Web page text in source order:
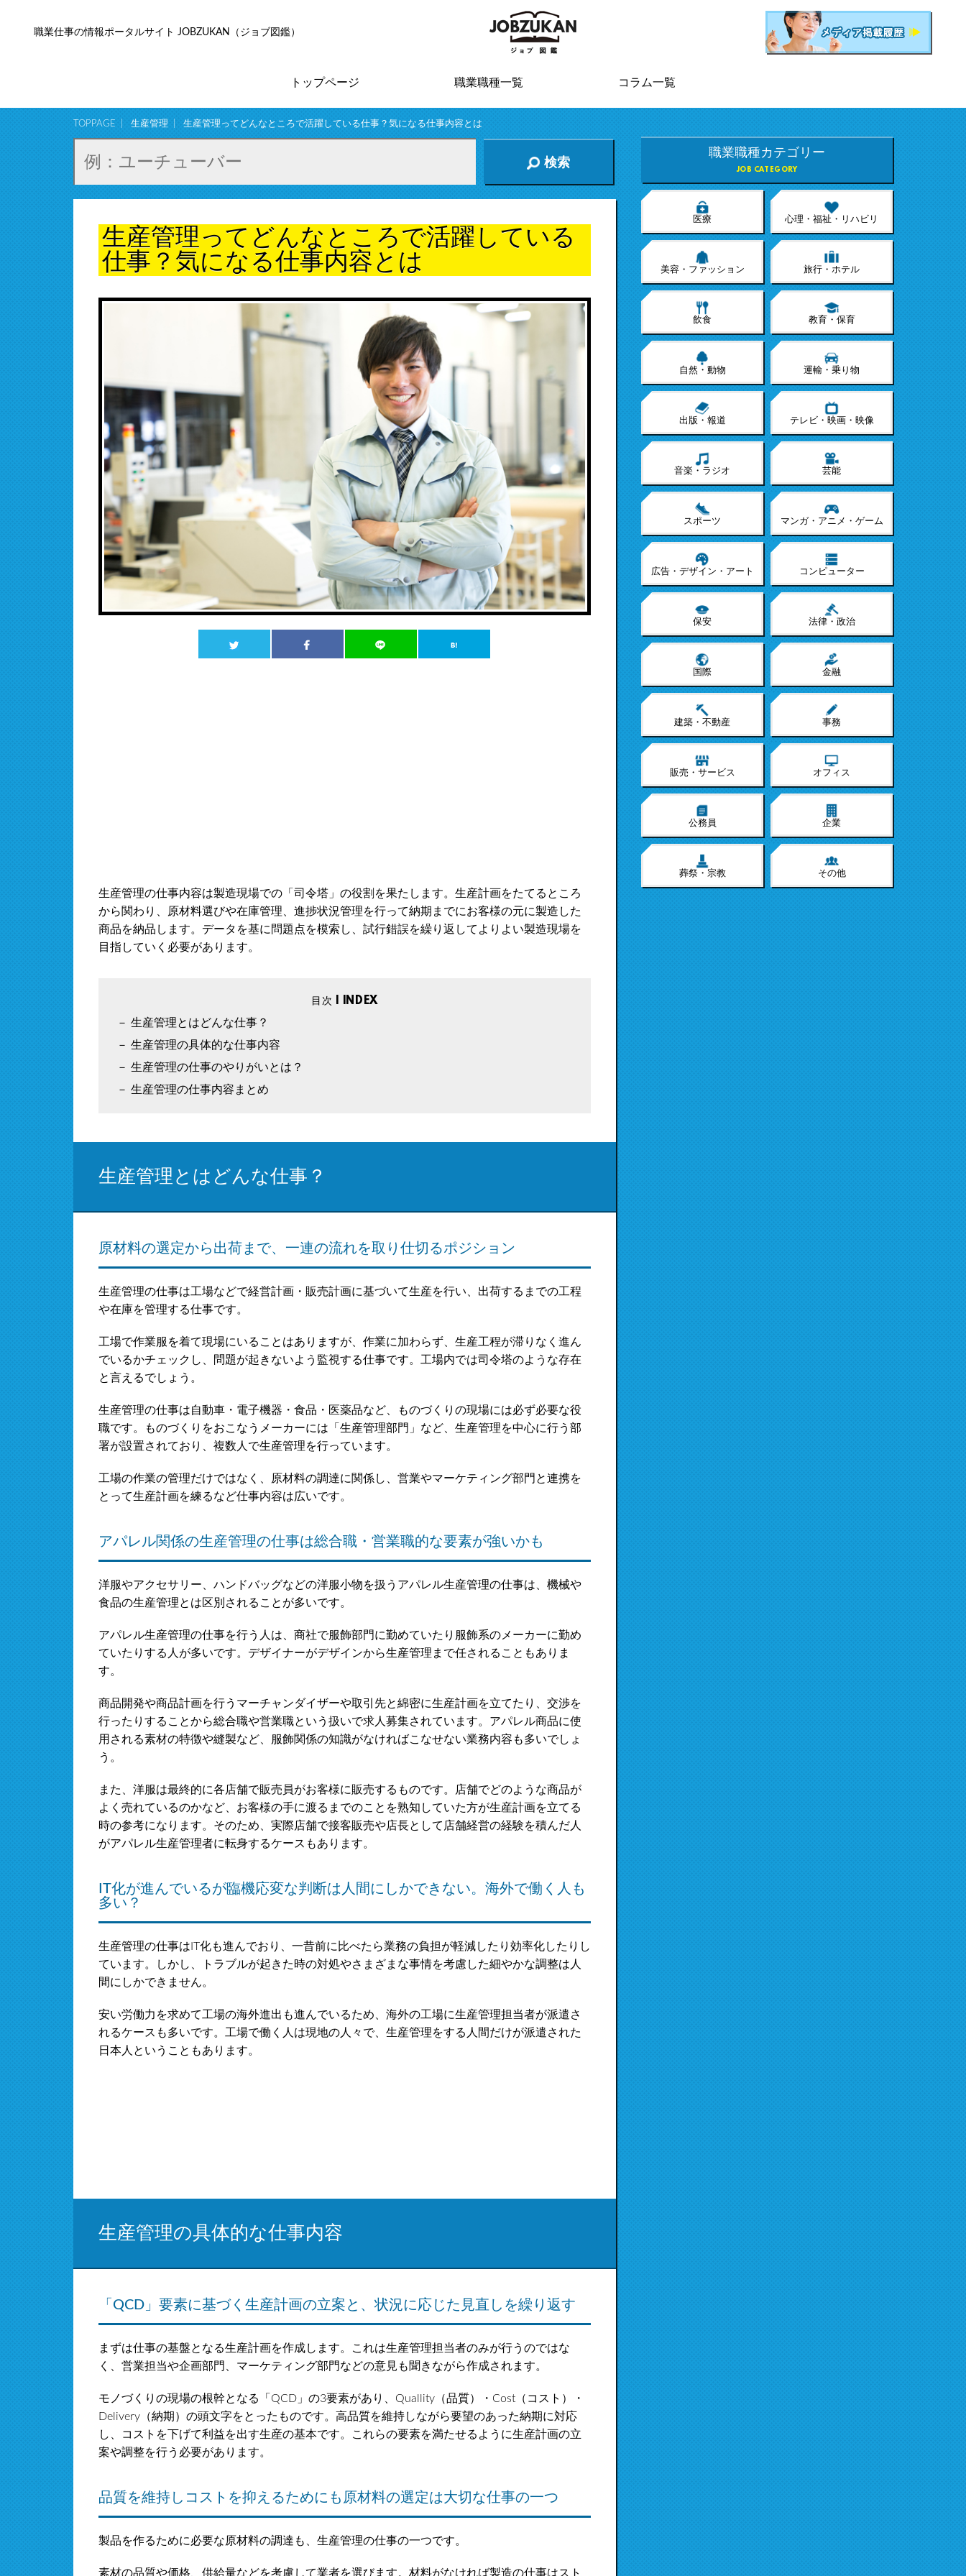
職業仕事の情報ポータルサイト JOBZUKAN（ジョブ図鑑）
トップページ 職業職種一覧 コラム一覧
TOPPAGE 生産管理 生産管理ってどんなところで活躍している仕事？気になる仕事内容とは
検索
生産管理ってどんなところで活躍している
仕事？気になる仕事内容とは
生産管理の仕事内容は製造現場での「司令塔」の役割を果たします。生産計画をたてるところ
から関わり、原材料選びや在庫管理、進捗状況管理を行って納期までにお客様の元に製造した
商品を納品します。データを基に問題点を模索し、試行錯誤を繰り返してよりよい製造現場を
目指していく必要があります。
生産管理とはどんな仕事？
生産管理の具体的な仕事内容
生産管理の仕事のやりがいとは？
生産管理の仕事内容まとめ
生産管理とはどんな仕事？
原材料の選定から出荷まで、一連の流れを取り仕切るポジション
生産管理の仕事は工場などで経営計画・販売計画に基づいて生産を行い、出荷するまでの工程
や在庫を管理する仕事です。
工場で作業服を着て現場にいることはありますが、作業に加わらず、生産工程が滞りなく進ん
でいるかチェックし、問題が起きないよう監視する仕事です。工場内では司令塔のような存在
と言えるでしょう。
生産管理の仕事は自動車・電子機器・食品・医薬品など、ものづくりの現場には必ず必要な役
職です。ものづくりをおこなうメーカーには「生産管理部門」など、生産管理を中心に行う部
署が設置されており、複数人で生産管理を行っています。
工場の作業の管理だけではなく、原材料の調達に関係し、営業やマーケティング部門と連携を
とって生産計画を練るなど仕事内容は広いです。
アパレル関係の生産管理の仕事は総合職・営業職的な要素が強いかも
洋服やアクセサリー、ハンドバッグなどの洋服小物を扱うアパレル生産管理の仕事は、機械や
食品の生産管理とは区別されることが多いです。
アパレル生産管理の仕事を行う人は、商社で服飾部門に勤めていたり服飾系のメーカーに勤め
ていたりする人が多いです。デザイナーがデザインから生産管理まで任されることもありま
す。
商品開発や商品計画を行うマーチャンダイザーや取引先と綿密に生産計画を立てたり、交渉を
行ったりすることから総合職や営業職という扱いで求人募集されています。アパレル商品に使
用される素材の特徴や縫製など、服飾関係の知識がなければこなせない業務内容も多いでしょ
う。
また、洋服は最終的に各店舗で販売員がお客様に販売するものです。店舗でどのような商品が
よく売れているのかなど、お客様の手に渡るまでのことを熟知していた方が生産計画を立てる
時の参考になります。そのため、実際店舗で接客販売や店長として店舗経営の経験を積んだ人
がアパレル生産管理者に転身するケースもあります。
IT化が進んでいるが臨機応変な判断は人間にしかできない。海外で働く人も
多い？
生産管理の仕事はIT化も進んでおり、一昔前に比べたら業務の負担が軽減したり効率化したりし
ています。しかし、トラブルが起きた時の対処やさまざまな事情を考慮した細やかな調整は人
間にしかできません。
安い労働力を求めて工場の海外進出も進んでいるため、海外の工場に生産管理担当者が派遣さ
れるケースも多いです。工場で働く人は現地の人々で、生産管理をする人間だけが派遣された
日本人ということもあります。
生産管理の具体的な仕事内容
「QCD」要素に基づく生産計画の立案と、状況に応じた見直しを繰り返す
まずは仕事の基盤となる生産計画を作成します。これは生産管理担当者のみが行うのではな
く、営業担当や企画部門、マーケティング部門などの意見も聞きながら作成されます。
モノづくりの現場の根幹となる「QCD」の3要素があり、Quallity（品質）・Cost（コスト）・
Delivery（納期）の頭文字をとったものです。高品質を維持しながら要望のあった納期に対応
し、コストを下げて利益を出す生産の基本です。これらの要素を満たせるように生産計画の立
案や調整を行う必要があります。
品質を維持しコストを抑えるためにも原材料の選定は大切な仕事の一つ
製品を作るために必要な原材料の調達も、生産管理の仕事の一つです。
素材の品質や価格、供給量などを考慮して業者を選びます。材料がなければ製造の仕事はスト
職業職種カテゴリー
JOB CATEGORY
医療 心理・福祉・リハビリ
美容・ファッション 旅行・ホテル
飲食 教育・保育
自然・動物 運輸・乗り物
出版・報道 テレビ・映画・映像
音楽・ラジオ 芸能
スポーツ マンガ・アニメ・ゲーム
広告・デザイン・アート コンピューター
保安 法律・政治
国際 金融
建築・不動産 事務
販売・サービス オフィス
公務員 企業
葬祭・宗教 その他